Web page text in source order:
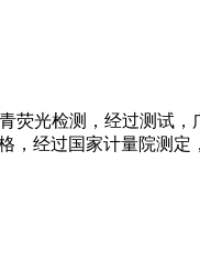
荧光检测，经过测试
经过国家计量院测